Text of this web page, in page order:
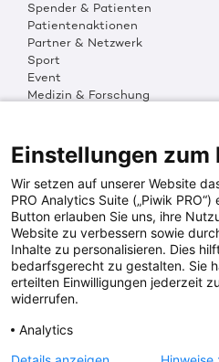
Spender & Patienten
Patientenaktionen
Partner & Netzwerk
Sport
Event
Medizin & Forschung
Multimedia
Social Media
PRESSEINFOS
Fotos & Media
Digitale Pressemappen
Patientenaktionen
DKMS SPENDENKONTO
Einstellungen zum
Wir setzen auf unserer Website
PRO Analytics Suite („Piwik
Button erlauben Sie uns, ihre
Website zu verbessern sowie
Inhalte zu personalisieren. Dies
bedarfsgerecht zu gestalten. Sie
erteilten Einwilligungen jederzeit
widerrufen.
Analytics